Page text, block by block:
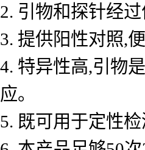
2. 引物和探针经过
3. 提供阳性对照,
4. 特异性高,引物
应。
5. 既可用于定性